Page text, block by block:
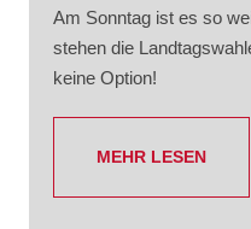
Am Sonntag ist es so
stehen die
keine Option!
MEHR LESEN